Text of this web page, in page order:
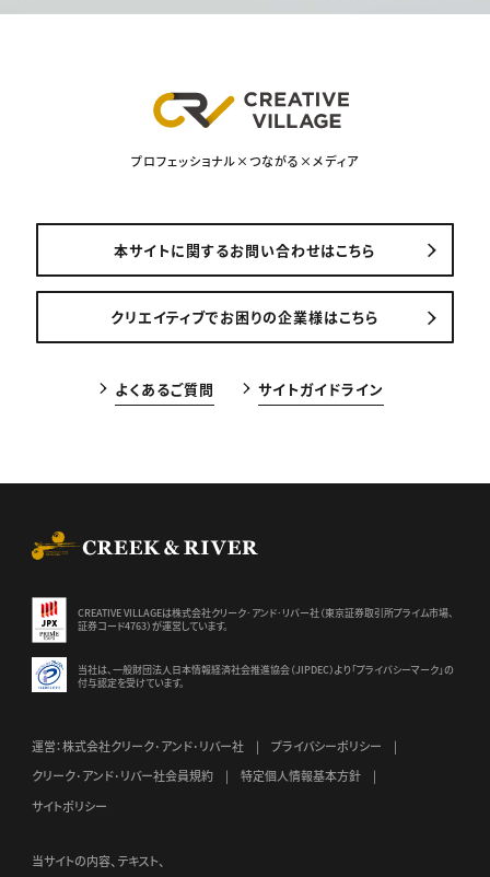
プロフェッショナル×つながる×メディア
本サイトに関するお問い合わせはこちら
クリエイティブでお困りの企業様はこちら
よくあるご質問 サイトガイドライン
CREATIVE VILLAGEは株式会社クリーク･アンド･リバー社（東京証券取引所プライム市場、
証券コード4763）が運営しています。
当社は、一般財団法人日本情報経済社会推進協会（JIPDEC）より 「プライバシーマーク」の
付与認定を受けています。
運営：株式会社クリーク･アンド･リバー社
プライバシーポリシー
クリーク･アンド･リバー社会員規約
特定個人情報基本方針
サイトポリシー
当サイトの内容、テキスト、